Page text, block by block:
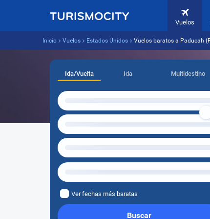
Vuelos
Inicio Vuelos Estados Unidos Vuelos baratos a Paducah
Ida/Vuelta Ida Multidestino
Ver fechas más baratas
Buscar